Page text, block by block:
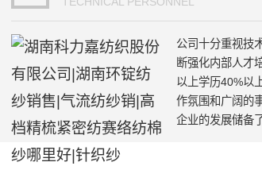
公司十分重视技
断强化内部人才
以上学历40%以
作氛围和广阔的
企业的发展储备